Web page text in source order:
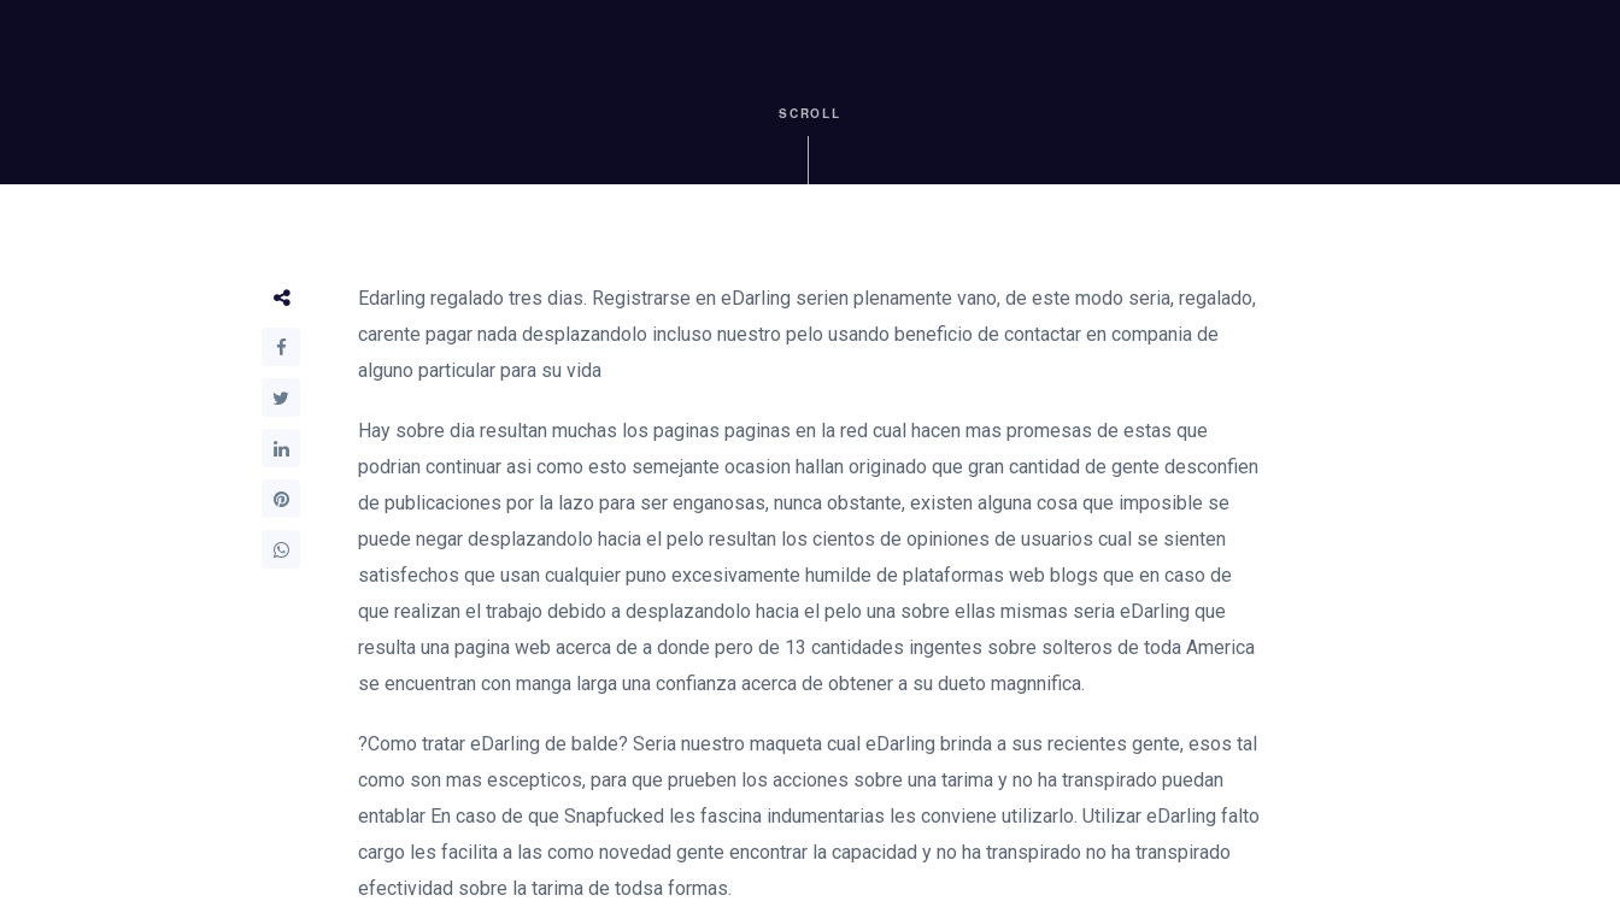
SCROLL
Edarling regalado tres dias. Registrarse en eDarling seri­en plenamente vano, de este modo seri­a, regalado,
carente pagar nada desplazandolo incluso nuestro pelo usando beneficio de contactar en compania de
alguno particular para su vida
Hay sobre dia resultan muchas los paginas paginas en la red cual hacen mas promesas de estas que
podri­an continuar asi­ como esto semejante ocasion hallan originado que gran cantidad de gente desconfien
de publicaciones por la lazo para ser enganosas, nunca obstante, existen alguna cosa que imposible se
puede negar desplazandolo hacia el pelo resultan los cientos de opiniones de usuarios cual se sienten
satisfechos que usan cualquier puno excesivamente humilde de plataformas web blogs que en caso de
que realizan el trabajo debido a desplazandolo hacia el pelo una sobre ellas mismas seri­a eDarling que
resulta una pagina web acerca de a donde pero de 13 cantidades ingentes sobre solteros de toda America
se encuentran con manga larga una confianza acerca de obtener a su dueto magnnifica.
?Como tratar eDarling de balde? Seri­a nuestro maqueta cual eDarling brinda a sus recientes gente, esos tal
como son mas escepticos, para que prueben los acciones sobre una tarima y no ha transpirado puedan
entablar En caso de que Snapfucked les fascina indumentarias les conviene utilizarlo. Utilizar eDarling falto
cargo les facilita a las como novedad gente encontrar la capacidad y no ha transpirado no ha transpirado
efectividad sobre la tarima de todsa formas.